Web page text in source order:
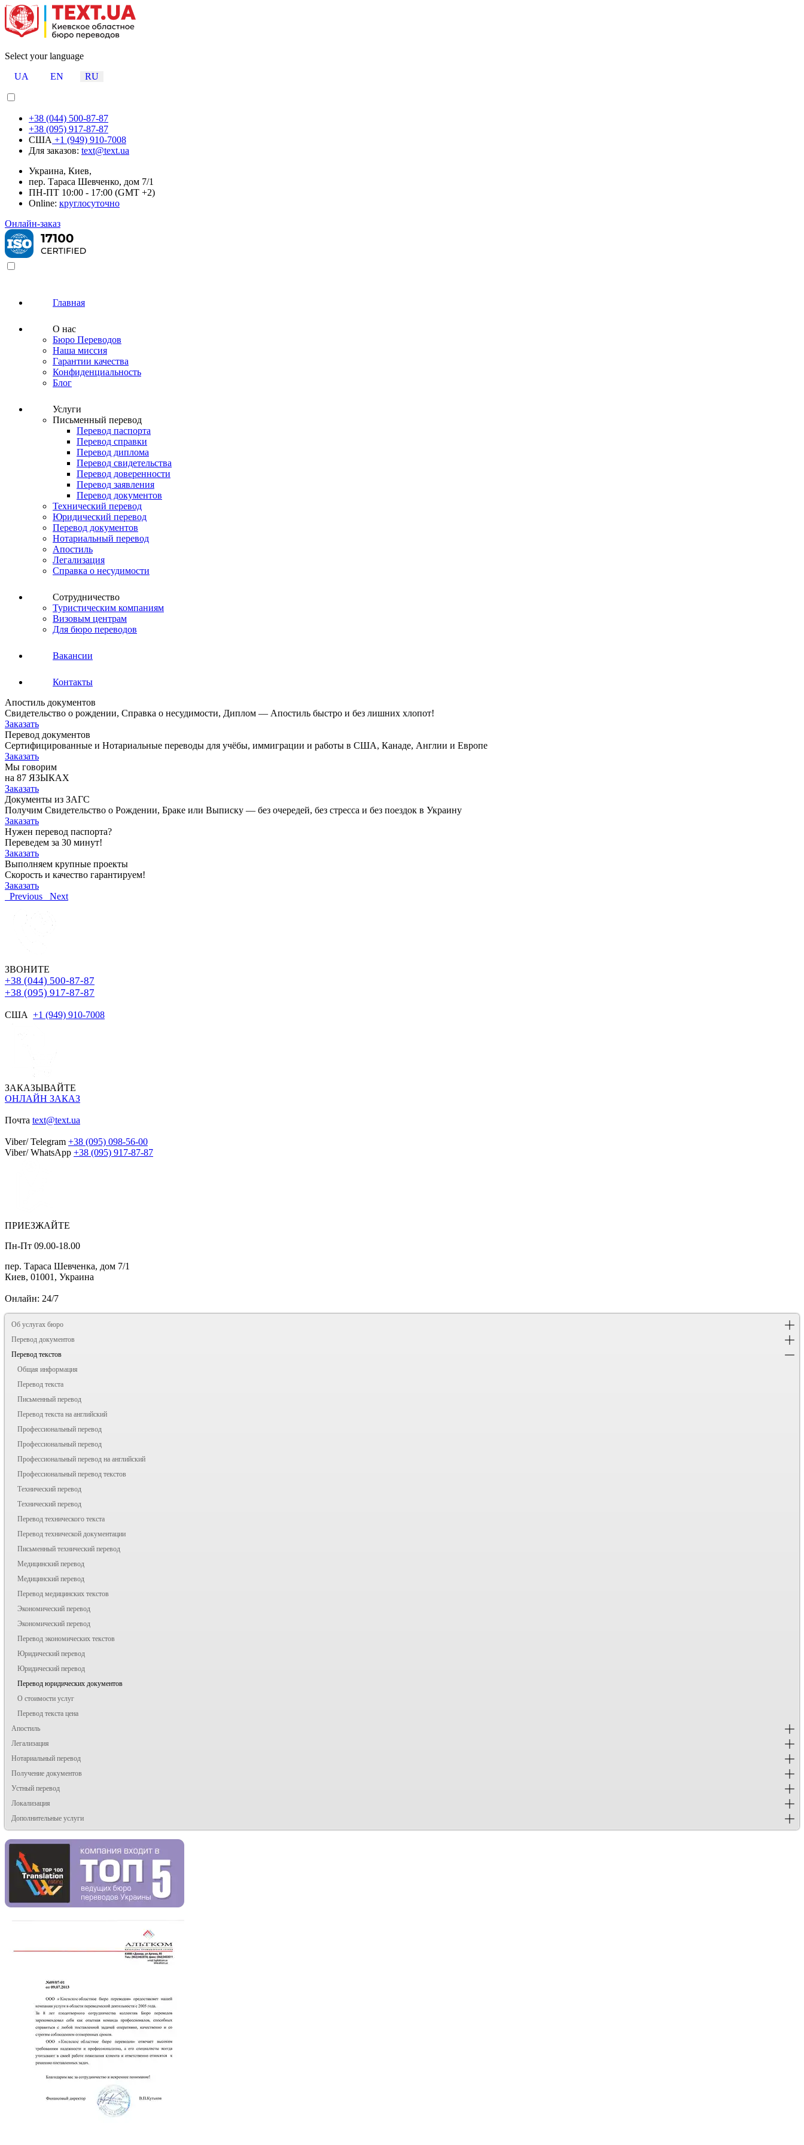
Select your language
UA
EN RU
+38 (044) 500-87-87
+38 (095) 917-87-87
США +1 (949) 910-7008
Для заказов: text@text.ua
Украина, Киев,
пер. Тараса Шевченко, дом 7/1
ПН-ПТ 10:00 - 17:00 (GMT +2)
Online: круглосуточно
Онлайн-заказ
Главная
О нас
Бюро Переводов
Наша миссия
Гарантии качества
Конфиденциальность
Блог
Услуги
Письменный перевод
Перевод паспорта
Перевод справки
Перевод диплома
Перевод свидетельства
Перевод доверенности
Перевод заявления
Перевод документов
Технический перевод
Юридический перевод
Перевод документов
Нотариальный перевод
Апостиль
Легализация
Справка о несудимости
Сотрудничество
Туристическим компаниям
Визовым центрам
Для бюро переводов
Вакансии
Контакты
Апостиль документов
Свидетельство о рождении, Справка о несудимости, Диплом — Апостиль быстро и без лишних хлопот!
Заказать
Перевод документов
Сертифицированные и Нотариальные переводы для учёбы, иммиграции и работы в США, Канаде, Англии и Европе
Заказать
Мы говорим
на 87 ЯЗЫКАХ
Заказать
Документы из ЗАГС
Получим Свидетельство о Рождении, Браке или Выписку — без очередей, без стресса и без поездок в Украину
Заказать
Нужен перевод паспорта?
Переведем за 30 минут!
Заказать
Выполняем крупные проекты
Скорость и качество гарантируем!
Заказать
Previous
Next
ЗВОНИТЕ
+38 (044) 500-87-87
+38 (095) 917-87-87
США +1 (949) 910-7008
ЗАКАЗЫВАЙТЕ
ОНЛАЙН ЗАКАЗ
Почта text@text.ua
Viber/ Telegram +38 (095) 098-56-00
Viber/ WhatsApp +38 (095) 917-87-87
ПРИЕЗЖАЙТЕ
Пн-Пт 09.00-18.00
пер. Тараса Шевченка, дом 7/1
Киев, 01001, Украина
Онлайн: 24/7
Об услугах бюро
Перевод документов
Перевод текстов
Общая информация
Перевод текста
Письменный перевод
Перевод текста на английский
Профессиональный перевод
Профессиональный перевод
Профессиональный перевод на английский
Профессиональный перевод текстов
Технический перевод
Технический перевод
Перевод технического текста
Перевод технической документации
Письменный технический перевод
Медицинский перевод
Медицинский перевод
Перевод медицинских текстов
Экономический перевод
Экономический перевод
Перевод экономических текстов
Юридический перевод
Юридический перевод
Перевод юридических документов
О стоимости услуг
Перевод текста цена
Апостиль
Легализация
Нотариальный перевод
Получение документов
Устный перевод
Локализация
Дополнительные услуги